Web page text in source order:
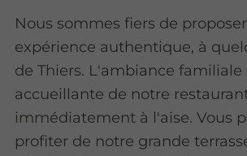
Nous sommes fiers de
expérience authentique, à
de Thiers. L'ambiance familiale
accueillante de notre
immédiatement à l'aise. Vous
profiter de notre grande